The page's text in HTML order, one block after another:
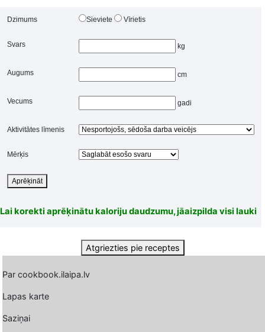
Dzimums Sieviete Vīrietis
Svars kg
Augums cm
Vecums gadi
Aktivitātes līmenis
Mērķis
Aprēķināt
Lai korekti aprēķinātu kaloriju daudzumu, jāaizpilda visi lauki
Atgriezties pie receptes
Par cookbook.ilaipa.lv
Lapas karte
Saziņai